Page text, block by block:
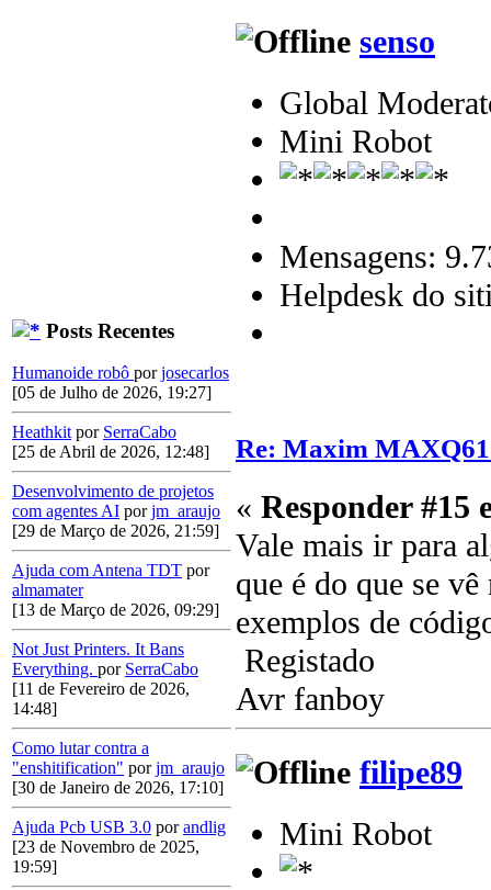
Posts Recentes
Humanoide robô porjosecarlos
[05 de Julho de 2026, 19:27]
Heathkit por SerraCabo
[25 de Abril de 2026, 12:48]
Desenvolvimento de projetos
com agentes AI porjm_araujo
[29 de Março de 2026, 21:59]
Ajuda com Antena TDT por
almamater
[13 de Março de 2026, 09:29]
Not Just Printers. It Bans
Everything. por SerraCabo
[11 de Fevereiro de 2026,
14:48]
Como lutar contra a
"enshitification" porjm_araujo
[30 de Janeiro de 2026, 17:10]
Ajuda Pcb USB 3.0 porandlig
[23 de Novembro de 2025,
19:59]
senso
Global
Mini Robot
Mensagens:
Helpdesk do
Re: Maxim
« Responder #15
Vale mais ir para
que é do que se
exemplos de
Registado
Avr fanboy
filipe89
Mini Robot